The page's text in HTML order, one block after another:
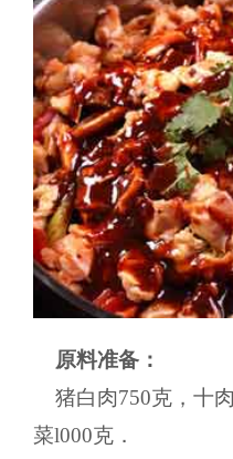
原料准备：
猪白肉750克，十
菜l000克．